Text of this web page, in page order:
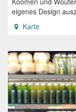
eigenes Design
Karte